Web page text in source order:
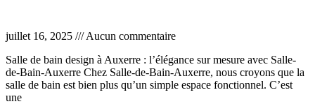
juillet 16, 2025
Aucun commentaire
Salle de bain design à Auxerre : l’élégance sur mesure avec Salle-
de-Bain-Auxerre Chez Salle-de-Bain-Auxerre, nous croyons que la
salle de bain est bien plus qu’un simple espace fonctionnel. C’est
une